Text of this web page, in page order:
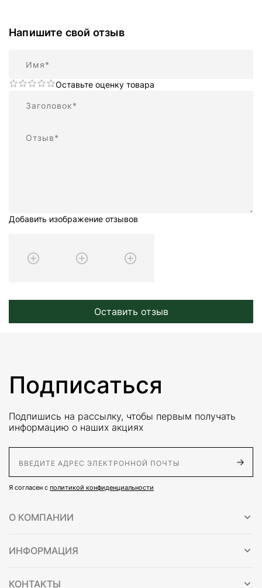
Напишите свой отзыв
Оставьте оценку товара
Добавить изображение отзывов
Оставить отзыв
Подписаться
Подпишись на рассылку, чтобы первым получать
информацию о наших акциях
Я согласен с политикой конфиденциальности
О КОМПАНИИ
ИНФОРМАЦИЯ
КОНТАКТЫ